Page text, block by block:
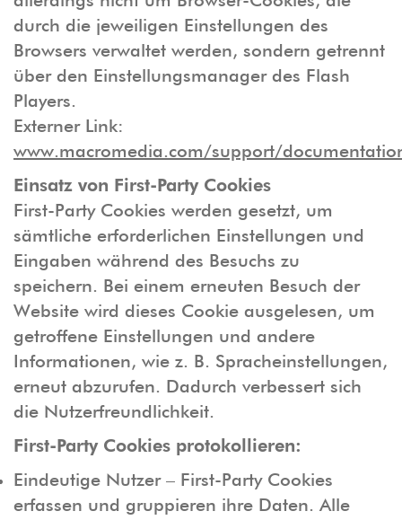
durch die jeweiligen Einstellungen des
Browsers verwaltet werden, sondern getrennt
über den Einstellungsmanager des Flash
Players.
Externer Link:
www.macromedia.com/support/
Einsatz von First-Party Cookies
First-Party Cookies werden gesetzt, um
sämtliche erforderlichen Einstellungen und
Eingaben während des Besuchs zu
speichern. Bei einem erneuten Besuch der
Website wird dieses Cookie ausgelesen, um
getroffene Einstellungen und andere
Informationen, wie z. B. Spracheinstellungen,
erneut abzurufen. Dadurch verbessert sich
die Nutzerfreundlichkeit.
First-Party Cookies protokollieren:
Eindeutige Nutzer – First-Party Cookies
erfassen und gruppieren ihre Daten. Alle